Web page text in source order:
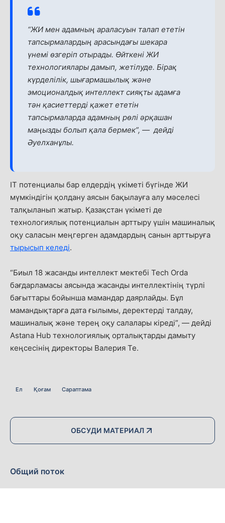
“ЖИ мен адамның араласуын талап ететін
тапсырмалардың арасындағы шекара
үнемі өзгеріп отырады. Өйткені ЖИ
технологиялары дамып, жетілуде. Бірақ
күрделілік, шығармашылық және
эмоционалдық интеллект сияқты адамға
тән қасиеттерді қажет ететін
тапсырмаларда адамның рөлі әрқашан
маңызды болып қала бермек”, — дейді
Әуелханұлы.
IT потенциалы бар елдердің үкіметі бүгінде ЖИ
мүмкіндігін қолдану аясын бақылауға алу мәселесі
талқыланып жатыр. Қазақстан үкіметі де
технологиялық потенциалын арттыру үшін машиналық
оқу саласын меңгерген адамдардың санын арттыруға
тырысып келеді.
“Биыл 18 жасанды интеллект мектебі Tech Orda
бағдарламасы аясында жасанды интеллектінің түрлі
бағыттары бойынша мамандар даярлайды. Бұл
мамандықтарға дата ғылымы, деректерді талдау,
машиналық және терең оқу салалары кіреді”, — дейді
Astana Hub технологиялық орталықтарды дамыту
кеңсесінің директоры Валерия Те.
Ел Қоғам Сараптама
ОБСУДИ МАТЕРИАЛ
Общий поток